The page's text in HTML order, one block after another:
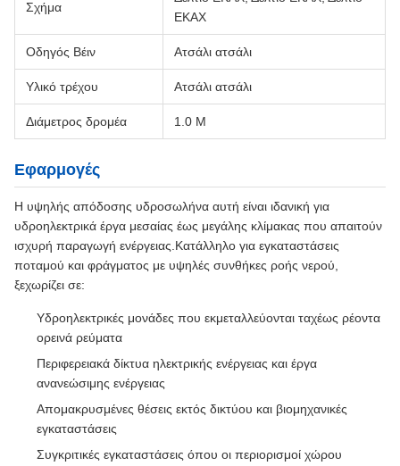
Σχήμα
ΕΚΑΧ
Οδηγός Βέιν Ατσάλι ατσάλι
Υλικό τρέχου Ατσάλι ατσάλι
Διάμετρος δρομέα 1.0 M
Εφαρμογές
Η υψηλής απόδοσης υδροσωλήνα αυτή είναι ιδανική για
υδροηλεκτρικά έργα μεσαίας έως μεγάλης κλίμακας που απαιτούν
ισχυρή παραγωγή ενέργειας.Κατάλληλο για εγκαταστάσεις
ποταμού και φράγματος με υψηλές συνθήκες ροής νερού,
ξεχωρίζει σε:
Υδροηλεκτρικές μονάδες που εκμεταλλεύονται ταχέως ρέοντα
ορεινά ρεύματα
Περιφερειακά δίκτυα ηλεκτρικής ενέργειας και έργα
ανανεώσιμης ενέργειας
Απομακρυσμένες θέσεις εκτός δικτύου και βιομηχανικές
εγκαταστάσεις
Συγκριτικές εγκαταστάσεις όπου οι περιορισμοί χώρου